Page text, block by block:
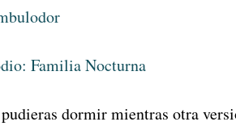
Familia Nocturna
dormir mientras otra